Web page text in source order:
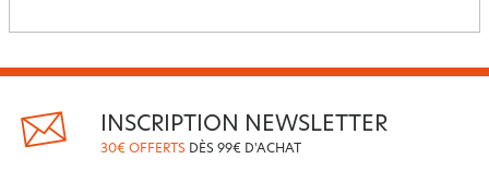
INSCRIPTION NEWSLETTER
30€ OFFERTS DÈS 99€ D'ACHAT